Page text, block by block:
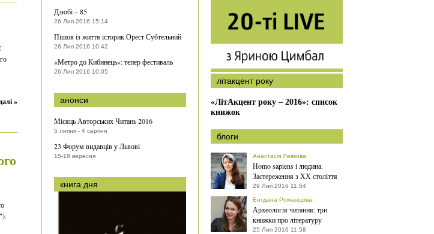
»
Дзюбі – 85
26 Лип 2016 15:14
Пішов із життя історик Орест Субтельний
26 Лип 2016 10:42
«Метро до Кибинець»: тепер фестиваль
26 Лип 2016 10:05
анонси
Місяць Авторських Читань 2016
5 липня - 4 серпня
23 Форум видавців у Львові
15-18 вересня
книга дня
літакцент року
«ЛітАкцент року – 2016»: список
книжок
блоги
Анастасія Левкова:
Нomo sapiens і людина.
Застереження з ХХ століття
29 Лип 2016 11:54
Богдана Романцова:
Археологія читання: три
книжки про літературу
25 Лип 2016 11:58